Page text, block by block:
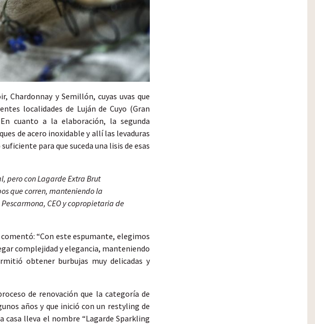
Chardonnay y Semillón, cuyas uvas que
localidades de Luján de Cuyo (Gran
cuanto a la elaboración, la segunda
de acero inoxidable y allí las levaduras
para que suceda una lisis de esas
pero con Lagarde Extra Brut
que corren, manteniendo la
CEO y copropietaria de
“Con este espumante, elegimos
complejidad y elegancia, manteniendo
obtener burbujas muy delicadas y
de renovación que la categoría de
años y que inició con un restyling de
casa lleva el nombre “Lagarde Sparkling